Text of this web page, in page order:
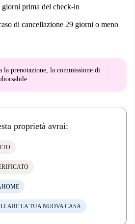
giorni prima del check-in
di cancellazione 29 giorni o meno
la prenotazione, la commissione di
proprietà avrai:
LA TUA NUOVA CASA